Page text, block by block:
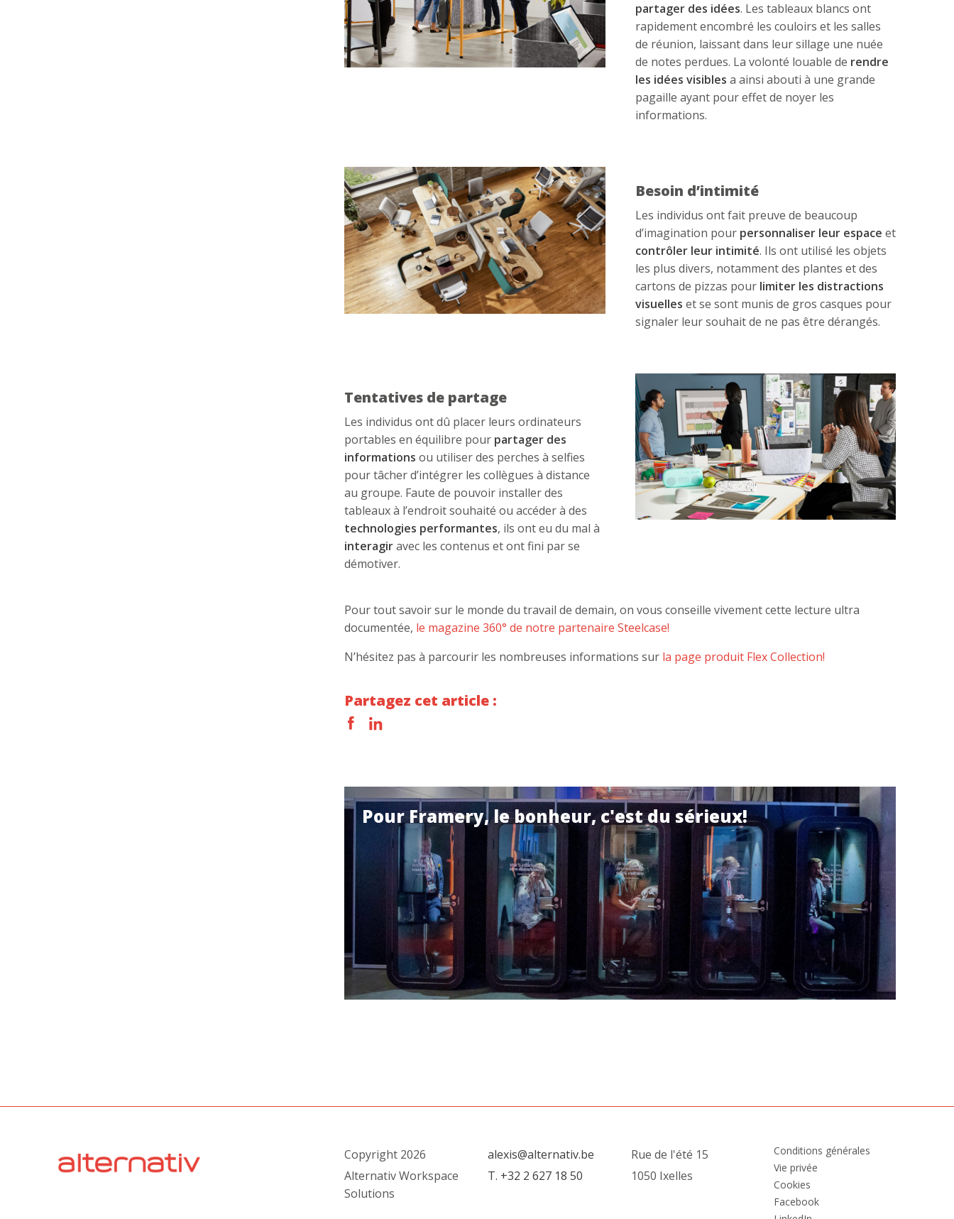
partager des idées. Les tableaux blancs ont
rapidement encombré les couloirs et les salles
de réunion, laissant dans leur sillage une nuée
de notes perdues. La volonté louable de rendre
les idées visibles a ainsi abouti à une grande
pagaille ayant pour effet de noyer les
informations.
Besoin d’intimité
Les individus ont fait preuve de beaucoup
d’imagination pour personnaliser leur espace et
contrôler leur intimité. Ils ont utilisé les objets
les plus divers, notamment des plantes et des
cartons de pizzas pour limiter les distractions
visuelles et se sont munis de gros casques pour
signaler leur souhait de ne pas être dérangés.
Tentatives de partage
Les individus ont dû placer leurs ordinateurs
portables en équilibre pour partager des
informationsou utiliser des perches à selfies
pour tâcher d’intégrer les collègues à distance
au groupe. Faute de pouvoir installer des
tableaux à l’endroit souhaité ou accéder à des
technologies performantes, ils ont eu du mal à
interagiravec les contenus et ont fini par se
démotiver.
Pour tout savoir sur le monde du travail de demain, on vous conseille vivement cette lecture ultra
documentée, le magazine 360° de notre partenaire Steelcase!
N’hésitez pas à parcourir les nombreuses informations sur la page produit Flex Collection!
Partagez cet article :
Pour Framery, le bonheur, c'est du sérieux!
Copyright 2026
Alternativ Workspace
Solutions
alexis@alternativ.be
T. +32 2 627 18 50
Rue de l'été 15
1050 Ixelles
Conditions générales
Vie privée
Cookies
Facebook